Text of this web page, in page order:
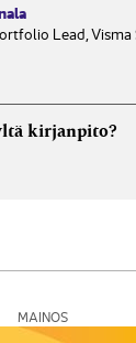
Lead,
kirjan­pito?
MAINOS